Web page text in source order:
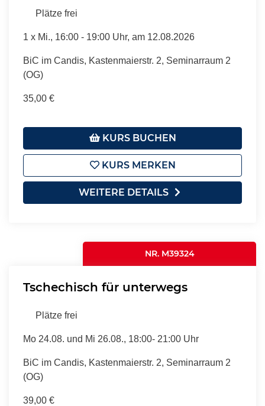
Plätze frei
1 x Mi., 16:00 - 19:00 Uhr, am 12.08.2026
BiC im Candis, Kastenmaierstr. 2, Seminarraum 2
(OG)
35,00 €
KURS BUCHEN
KURS MERKEN
WEITERE DETAILS
NR. M39324
Tschechisch für unterwegs
Plätze frei
Mo 24.08. und Mi 26.08., 18:00- 21:00 Uhr
BiC im Candis, Kastenmaierstr. 2, Seminarraum 2
(OG)
39,00 €